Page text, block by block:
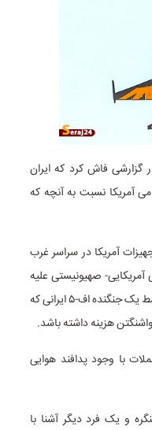
گزارشی فاش کرد که ایران
آمریکا نسبت به آنچه که
آمریکا در سراسر غرب
صهیونیستی علیه
تهران، مورد حمله قرار گرفتند؛ از جمله توسط یک جنگنده اف-۵ ایرانی که
هزینه داشته باشد.
با وجود پدافند هوایی
کنگره و یک فرد دیگر آشنا با